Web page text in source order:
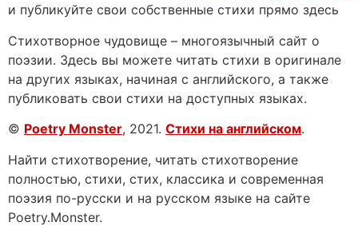
и публикуйте свои собственные стихи прямо здесь
Стихотворное чудовище – многоязычный сайт о
поэзии. Здесь вы можете читать стихи в оригинале
на других языках, начиная с английского, а также
публиковать свои стихи на доступных языках.
© Poetry Monster, 2021. Стихи на английском.
Найти стихотворение, читать стихотворение
полностью, стихи, стих, классика и современная
поэзия по-русски и на русском языке на сайте
Poetry.Monster.